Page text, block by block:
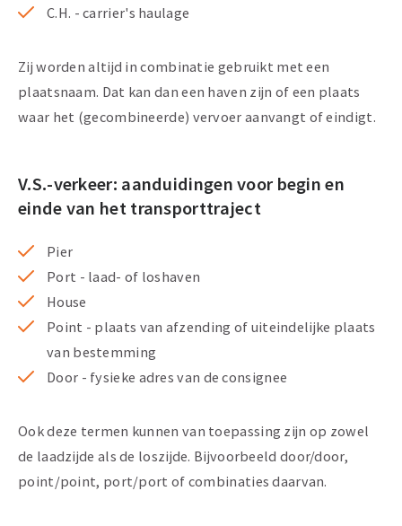
C.H. - carrier's haulage
Zij worden altijd in combinatie gebruikt met een
plaatsnaam. Dat kan dan een haven zijn of een plaats
waar het (gecombineerde) vervoer aanvangt of eindigt.
V.S.-verkeer: aanduidingen voor begin en
einde van het transporttraject
Pier
Port - laad- of loshaven
House
Point - plaats van afzending of uiteindelijke plaats
van bestemming
Door - fysieke adres van de consignee
Ook deze termen kunnen van toepassing zijn op zowel
de laadzijde als de loszijde. Bijvoorbeeld door/door,
point/point, port/port of combinaties daarvan.